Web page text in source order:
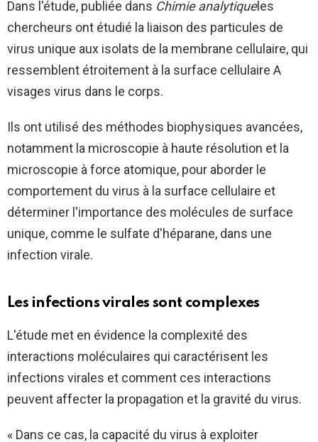
Dans l'étude, publiée dans Chimie analytiqueles
chercheurs ont étudié la liaison des particules de
virus unique aux isolats de la membrane cellulaire, qui
ressemblent étroitement à la surface cellulaire A
visages virus dans le corps.
Ils ont utilisé des méthodes biophysiques avancées,
notamment la microscopie à haute résolution et la
microscopie à force atomique, pour aborder le
comportement du virus à la surface cellulaire et
déterminer l'importance des molécules de surface
unique, comme le sulfate d'héparane, dans une
infection virale.
Les infections virales sont complexes
L'étude met en évidence la complexité des
interactions moléculaires qui caractérisent les
infections virales et comment ces interactions
peuvent affecter la propagation et la gravité du virus.
« Dans ce cas, la capacité du virus à exploiter